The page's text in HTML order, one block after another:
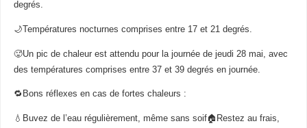
degrés.
🌙Températures nocturnes comprises entre 17 et 21 degrés.
🥵Un pic de chaleur est attendu pour la journée de jeudi 28 mai, avec
des températures comprises entre 37 et 39 degrés en journée.
🔁Bons réflexes en cas de fortes chaleurs :
💧Buvez de l’eau régulièrement, même sans soif🏠Restez au frais,